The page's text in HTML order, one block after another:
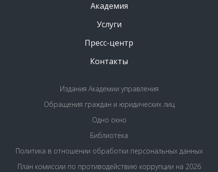
Академия
Услуги
Пресс-центр
Контакты
Издания Академии управления
Обращения граждан и юридических лиц
Одно окно
Библиотека
Политика в отношении обработки персональных данных
План комиссии по противодействию коррупции на 2026